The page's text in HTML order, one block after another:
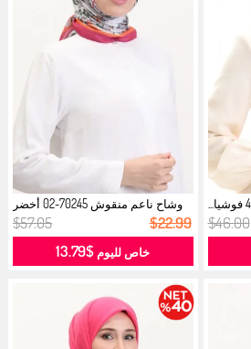
$46.00
وشاح ناعم منقوش 70245-02 أخضر
فوشيا...
$57.05 $22.99
خاص لليوم $13.79